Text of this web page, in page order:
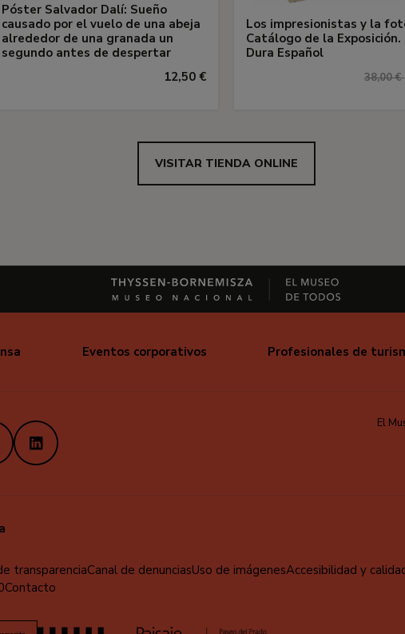
Póster Salvador Dalí: Sueño
causado por el vuelo de una abeja
alrededor de una granada un
segundo antes de despertar
12,50 €
Los impresionistas y la
Catálogo de la Exposición.
Dura Español
38,00 €
VISITAR TIENDA ONLINE
Eventos corporativos Profesionales de
LinkedIn El
transparenciaCanal de denunciasUso de imágenesAccesibilidad y
Contacto